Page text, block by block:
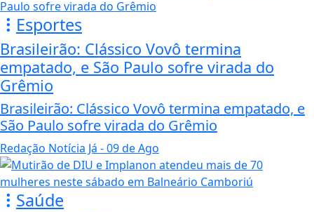
Esportes
Brasileirão: Clássico Vovô termina
empatado, e São Paulo sofre virada do
Grêmio
Brasileirão: Clássico Vovô termina empatado, e
São Paulo sofre virada do Grêmio
Redação Notícia Já - 09 de Ago
Saúde